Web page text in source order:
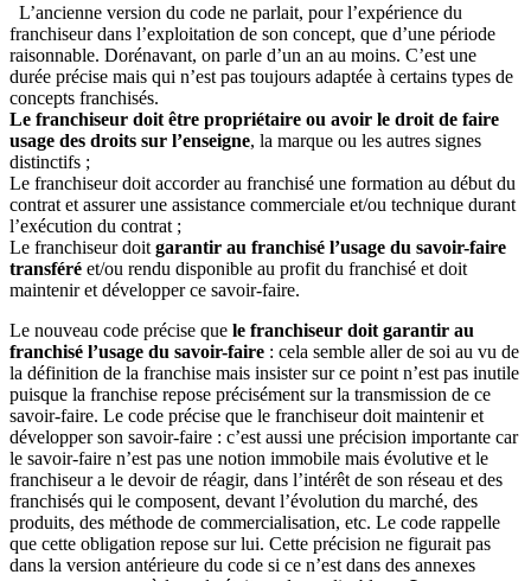
L’ancienne version du code ne parlait, pour l’expérience du
franchiseur dans l’exploitation de son concept, que d’une période
raisonnable. Dorénavant, on parle d’un an au moins. C’est une
durée précise mais qui n’est pas toujours adaptée à certains types de
concepts franchisés.
Le franchiseur doit être propriétaire ou avoir le droit de faire
usage des droits sur l’enseigne, la marque ou les autres signes
distinctifs ;
Le franchiseur doit accorder au franchisé une formation au début du
contrat et assurer une assistance commerciale et/ou technique durant
l’exécution du contrat ;
Le franchiseur doit garantir au franchisé l’usage du savoir-faire
transféré et/ou rendu disponible au profit du franchisé et doit
maintenir et développer ce savoir-faire.
Le nouveau code précise que le franchiseur doit garantir au
franchisé l’usage du savoir-faire : cela semble aller de soi au vu de
la définition de la franchise mais insister sur ce point n’est pas inutile
puisque la franchise repose précisément sur la transmission de ce
savoir-faire. Le code précise que le franchiseur doit maintenir et
développer son savoir-faire : c’est aussi une précision importante car
le savoir-faire n’est pas une notion immobile mais évolutive et le
franchiseur a le devoir de réagir, dans l’intérêt de son réseau et des
franchisés qui le composent, devant l’évolution du marché, des
produits, des méthode de commercialisation, etc. Le code rappelle
que cette obligation repose sur lui. Cette précision ne figurait pas
dans la version antérieure du code si ce n’est dans des annexes